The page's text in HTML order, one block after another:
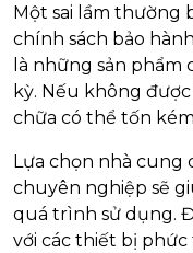
Một sai lầm thường
chính sách bảo
là những sản phẩm
kỳ. Nếu không
chữa có thể tốn
Lựa chọn nhà cung
chuyên nghiệp sẽ
quá trình sử dụng.
với các thiết bị